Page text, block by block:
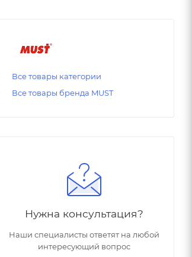
Все товары категории
Все товары бренда MUST
Нужна консультация?
Наши специалисты ответят на любой
интересующий вопрос